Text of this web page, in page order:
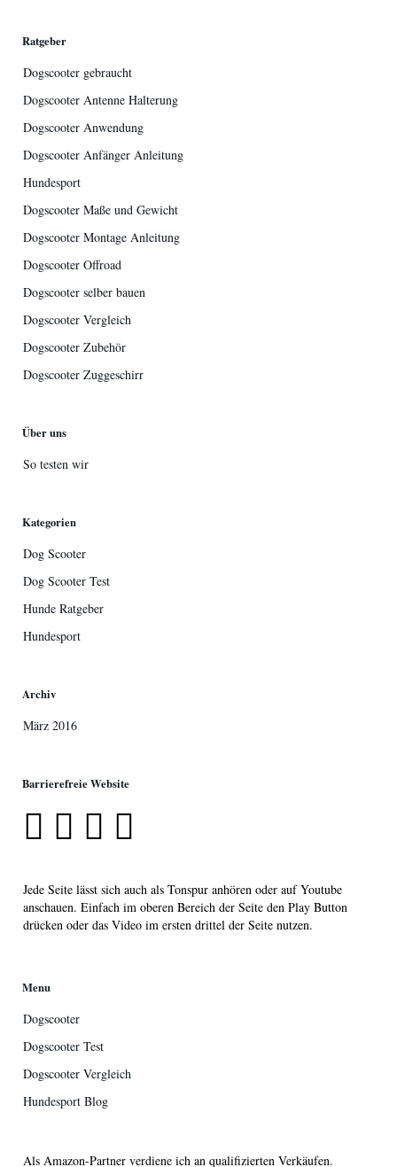
Ratgeber
Dogscooter gebraucht
Dogscooter Antenne Halterung
Dogscooter Anwendung
Dogscooter Anfänger Anleitung
Hundesport
Dogscooter Maße und Gewicht
Dogscooter Montage Anleitung
Dogscooter Offroad
Dogscooter selber bauen
Dogscooter Vergleich
Dogscooter Zubehör
Dogscooter Zuggeschirr
Über uns
So testen wir
Kategorien
Dog Scooter
Dog Scooter Test
Hunde Ratgeber
Hundesport
Archiv
März 2016
Barrierefreie Website
Jede Seite lässt sich auch als Tonspur anhören oder auf Youtube
anschauen. Einfach im oberen Bereich der Seite den Play Button
drücken oder das Video im ersten drittel der Seite nutzen.
Menu
Dogscooter
Dogscooter Test
Dogscooter Vergleich
Hundesport Blog
Als Amazon-Partner verdiene ich an qualifizierten Verkäufen.